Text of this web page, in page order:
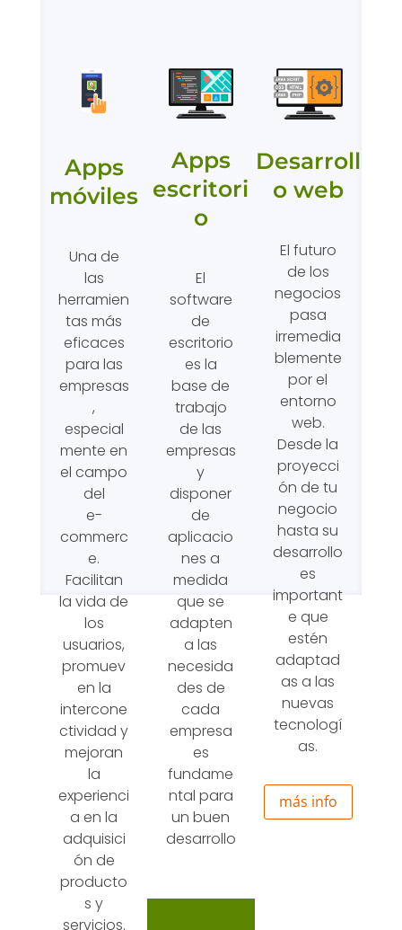
Apps
móviles
Una de
las
herramien
tas más
eficaces
para las
empresas
,
especial
mente en
el campo
del
e-
commerc
e.
Facilitan
la vida de
los
usuarios,
promuev
en la
intercone
ctividad y
mejoran
la
experienci
a en la
adquisici
ón de
producto
s y
servicios.
Apps
escritori
o
El
software
de
escritorio
es la
base de
trabajo
de las
empresas
y
disponer
de
aplicacio
nes a
medida
que se
adapten
a las
necesida
des de
cada
empresa
es
fundame
ntal para
un buen
desarrollo
Desarroll
o web
El futuro
de los
negocios
pasa
irremedia
blemente
por el
entorno
web.
Desde la
proyecci
ón de tu
negocio
hasta su
desarrollo
es
important
e que
estén
adaptad
as a las
nuevas
tecnologí
as.
más info